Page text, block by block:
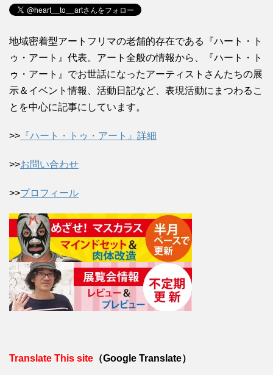
地域密着型アートフリマの老舗的存在である『ハート・ト
ゥ・アート』代表。アート全般の情報から、『ハート・ト
ゥ・アート』でお世話になったアーティストさんたちの展
示＆イベント情報、活動日記など、表現活動にまつわるこ
とを中心に記事にしています。
>> 『ハート・トゥ・アート』詳細
>>お問い合わせ
>>プロフィール
Translate This site （Google Translate）